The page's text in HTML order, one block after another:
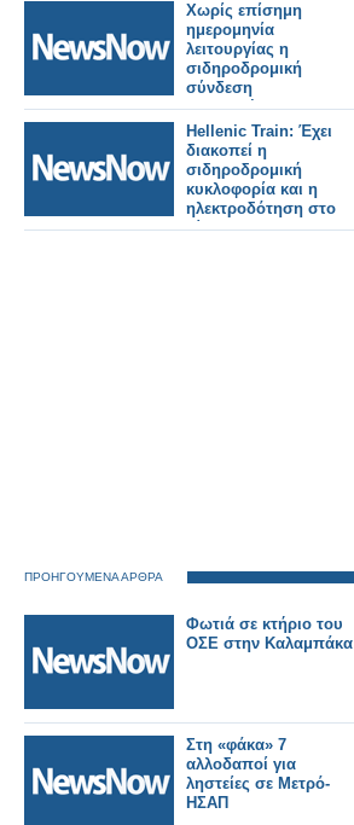
Χωρίς επίσημη
ημερομηνία
λειτουργίας η
σιδηροδρομική
σύνδεση
Βουδαπέστης–
Βελιγραδίου.
Hellenic Train: Έχει
διακοπεί η
σιδηροδρομική
κυκλοφορία και η
ηλεκτροδότηση στο
δίκτυο του
ΠΡΟΗΓΟΥΜΕΝΑ ΑΡΘΡΑ
Φωτιά σε κτήριο του
ΟΣΕ στην Καλαμπάκα
Στη «φάκα» 7
αλλοδαποί για
ληστείες σε Μετρό-
ΗΣΑΠ